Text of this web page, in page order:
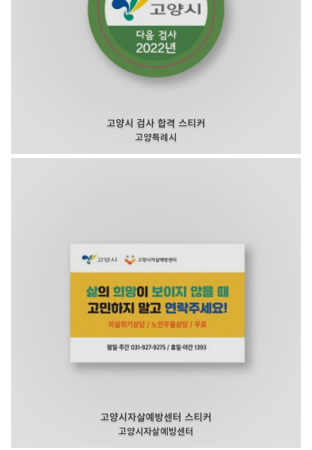
고양시 검사 합격 스티커
고양특례시
고양시자살예방센터 스티커
고양시자살예방센터